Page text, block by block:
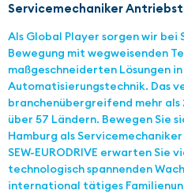
Servicemechaniker
Als Global Player sorgen wir bei
Bewegung mit wegweisenden
maßgeschneiderten Lösungen
Automatisierungstechnik. Das
branchenübergreifend mehr
über 57 Ländern. Bewegen Sie
Hamburg als
SEW-EURODRIVE erwarten Sie
technologisch spannenden
international tätiges